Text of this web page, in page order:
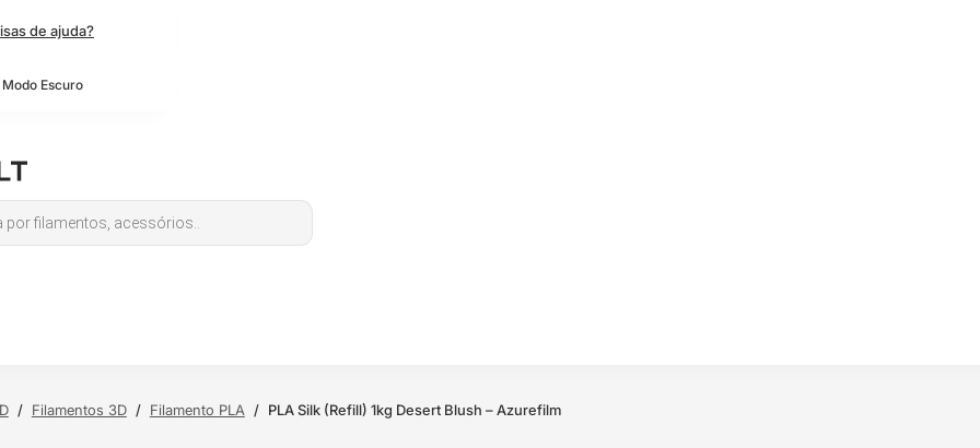
de ajuda?
Escuro
/ Filamentos 3D / Filamento PLA / PLA Silk (Refill) 1kg Desert Blush – Azurefilm